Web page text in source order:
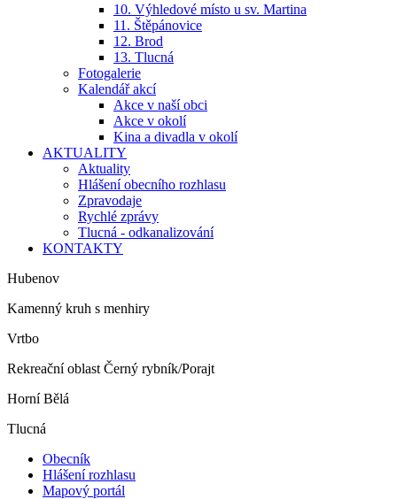
10. Výhledové místo u sv. Martina
11. Štěpánovice
12. Brod
13. Tlucná
Fotogalerie
Kalendář akcí
Akce v naší obci
Akce v okolí
Kina a divadla v okolí
AKTUALITY
Aktuality
Hlášení obecního rozhlasu
Zpravodaje
Rychlé zprávy
Tlucná - odkanalizování
KONTAKTY
Hubenov
Kamenný kruh s menhiry
Vrtbo
Rekreační oblast Černý rybník/Porajt
Horní Bělá
Tlucná
Obecník
Hlášení rozhlasu
Mapový portál